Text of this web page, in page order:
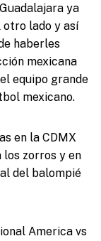
ya
otro lado y así
haberles
mexicana
equipo grande
mexicano.
en la CDMX
los zorros y en
del balompié
America vs